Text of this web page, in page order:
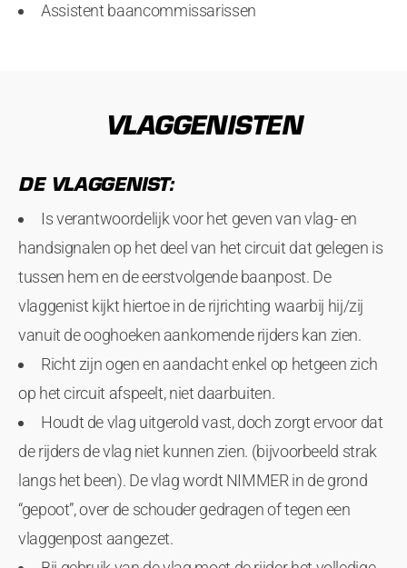
Assistent baancommissarissen
VLAGGENISTEN
DE VLAGGENIST:
Is verantwoordelijk voor het geven van vlag- en
handsignalen op het deel van het circuit dat gelegen is
tussen hem en de eerstvolgende baanpost. De
vlaggenist kijkt hiertoe in de rijrichting waarbij hij/zij
vanuit de ooghoeken aankomende rijders kan zien.
Richt zijn ogen en aandacht enkel op hetgeen zich
op het circuit afspeelt, niet daarbuiten.
Houdt de vlag uitgerold vast, doch zorgt ervoor dat
de rijders de vlag niet kunnen zien. (bijvoorbeeld strak
langs het been). De vlag wordt NIMMER in de grond
“gepoot”, over de schouder gedragen of tegen een
vlaggenpost aangezet.